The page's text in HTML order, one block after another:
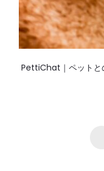
PettiChat｜ペットと